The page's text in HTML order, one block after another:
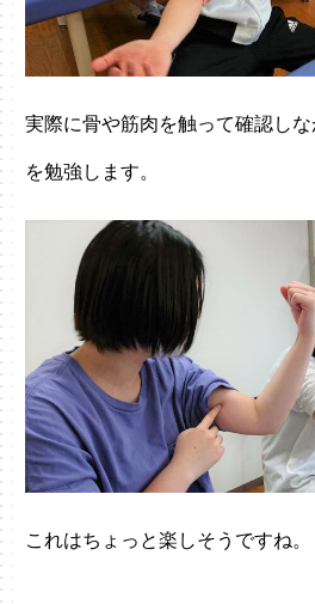
実際に骨や筋肉を触って確認し
を勉強します。
これはちょっと楽しそうですね。